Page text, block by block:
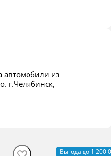
автомобили из
Выгода до 1 200
В наличии·